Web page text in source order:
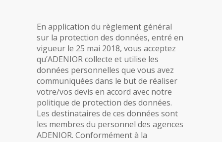
En application du règlement général
sur la protection des données, entré en
vigueur le 25 mai 2018, vous acceptez
qu’ADENIOR collecte et utilise les
données personnelles que vous avez
communiquées dans le but de réaliser
votre/vos devis en accord avec notre
politique de protection des données.
Les destinataires de ces données sont
les membres du personnel des agences
ADENIOR. Conformément à la